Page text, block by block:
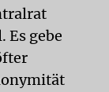
gebe